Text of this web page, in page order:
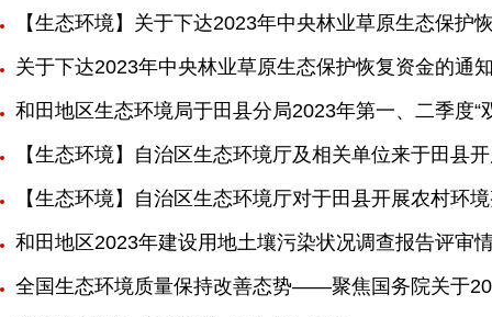
【生态环境】关于下达2023年中央林业草原生态保护
关于下达2023年中央林业草原生态保护恢复资金的通
和田地区生态环境局于田县分局2023年第一、二季度
【生态环境】自治区生态环境厅及相关单位来于田县
【生态环境】自治区生态环境厅对于田县开展农村环
和田地区2023年建设用地土壤污染状况调查报告评审
全国生态环境质量保持改善态势——聚焦国务院关于